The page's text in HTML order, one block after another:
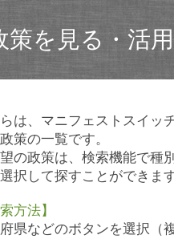
策を見る・活
は、マニフェストスイッ
策の一覧です。
の政策は、検索機能で種
択して探すことができます
方法】
県などのボタンを選択（